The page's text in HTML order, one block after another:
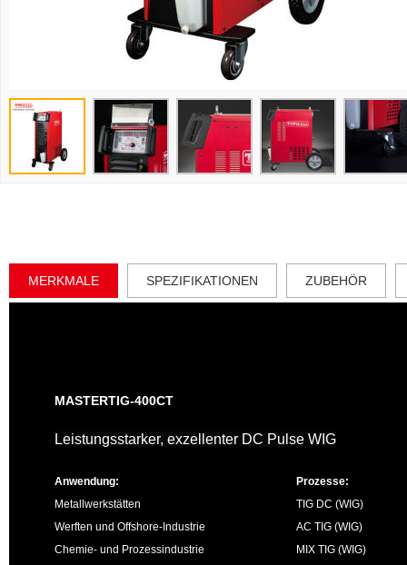
MERKMALE SPEZIFIKATIONEN ZUBEHÖR
MASTERTIG-400CT
Leistungsstarker, exzellenter DC Pulse WIG
Anwendung:
Metallwerkstätten
Werften und Offshore-Industrie
Chemie- und Prozessindustrie
Prozesse:
TIG DC (WIG)
AC TIG (WIG)
MIX TIG (WIG)